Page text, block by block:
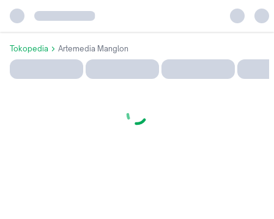
Tokopedia Artemedia Manglon